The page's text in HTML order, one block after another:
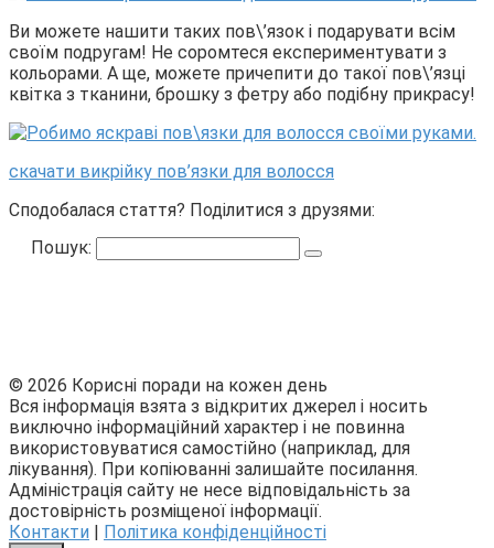
Ви можете нашити таких пов\’язок і подарувати всім
своїм подругам! Не соромтеся експериментувати з
кольорами. А ще, можете причепити до такої пов\’язці
квітка з тканини, брошку з фетру або подібну прикрасу!
скачати викрійку пов’язки для волосся
Сподобалася стаття? Поділитися з друзями:
Пошук:
© 2026 Корисні поради на кожен день
Вся інформація взята з відкритих джерел і носить
виключно інформаційний характер і не повинна
використовуватися самостійно (наприклад, для
лікування). При копіюванні залишайте посилання.
Адміністрація сайту не несе відповідальність за
достовірність розміщеної інформації.
Контакти | Політика конфіденційності